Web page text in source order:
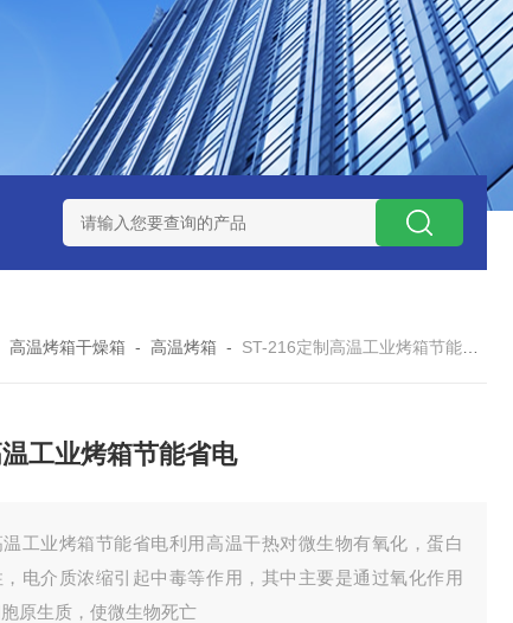
广皓天新国标温湿度盐雾试验箱保养维修 SMD-210PF-
高温烤箱干燥箱 -高温烤箱 - ST-216定制高温工业烤箱节能省电
工业烤箱节能省电
工业烤箱节能省电利用高温干热对微生物有氧化，蛋白
，电介质浓缩引起中毒等作用，其中主要是通过氧化作用
原生质，使微生物死亡